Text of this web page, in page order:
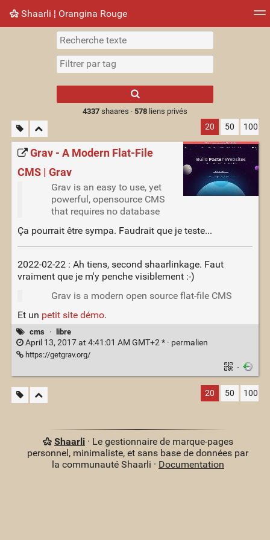
Shaarli ¦ Orangina Rouge
Nuage de tags Mur d'images
results.
4337shaares · 578liens privés
20 50 100
Grav - A Modern Flat-File
CMS | Grav
Grav is an easy to use, yet
powerful, opensource CMS
that requires no database
Ça pourrait être sympa. Faudrait que je teste...
2022-02-22 : Ah tiens, second shaarlinkage. Faut
vraiment que je m'y penche visiblement :-)
Grav is a modern open source flat-file CMS
Et un petit site démo.
cms · libre
April 13, 2017 at 4:41:01 AM GMT+2 * · permalien
https://getgrav.org/
·
20 50 100
Shaarli· Le gestionnaire de marque-pages
personnel, minimaliste, et sans base de données par
la communauté Shaarli · Documentation